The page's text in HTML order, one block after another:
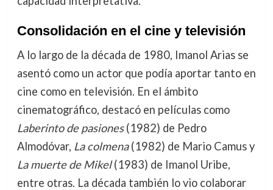
Consolidación en el cine y televisión
A lo largo de la década de 1980, Imanol Arias se
asentó como un actor que podía aportar tanto en
cine como en televisión. En el ámbito
cinematográfico, destacó en películas como
Laberinto de pasiones(1982) de Pedro
Almodóvar, La colmena(1982) de Mario Camus y
La muerte de Mikel(1983) de Imanol Uribe,
entre otras. La década también lo vio colaborar